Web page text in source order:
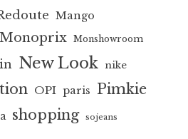
Mango
Monoprix Monshowroom
New Look nike
OPI paris Pimkie
shopping sojeans